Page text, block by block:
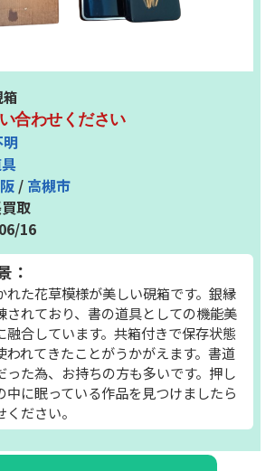
合わせください
/ 高槻市
取
16
：
れた花草模様が美しい硯箱です。銀縁
されており、書の道具としての機能美
融合しています。共箱付きで保存状態
われてきたことがうかがえます。書道
った為、お持ちの方も多いです。押し
中に眠っている作品を見つけましたら
ださい。